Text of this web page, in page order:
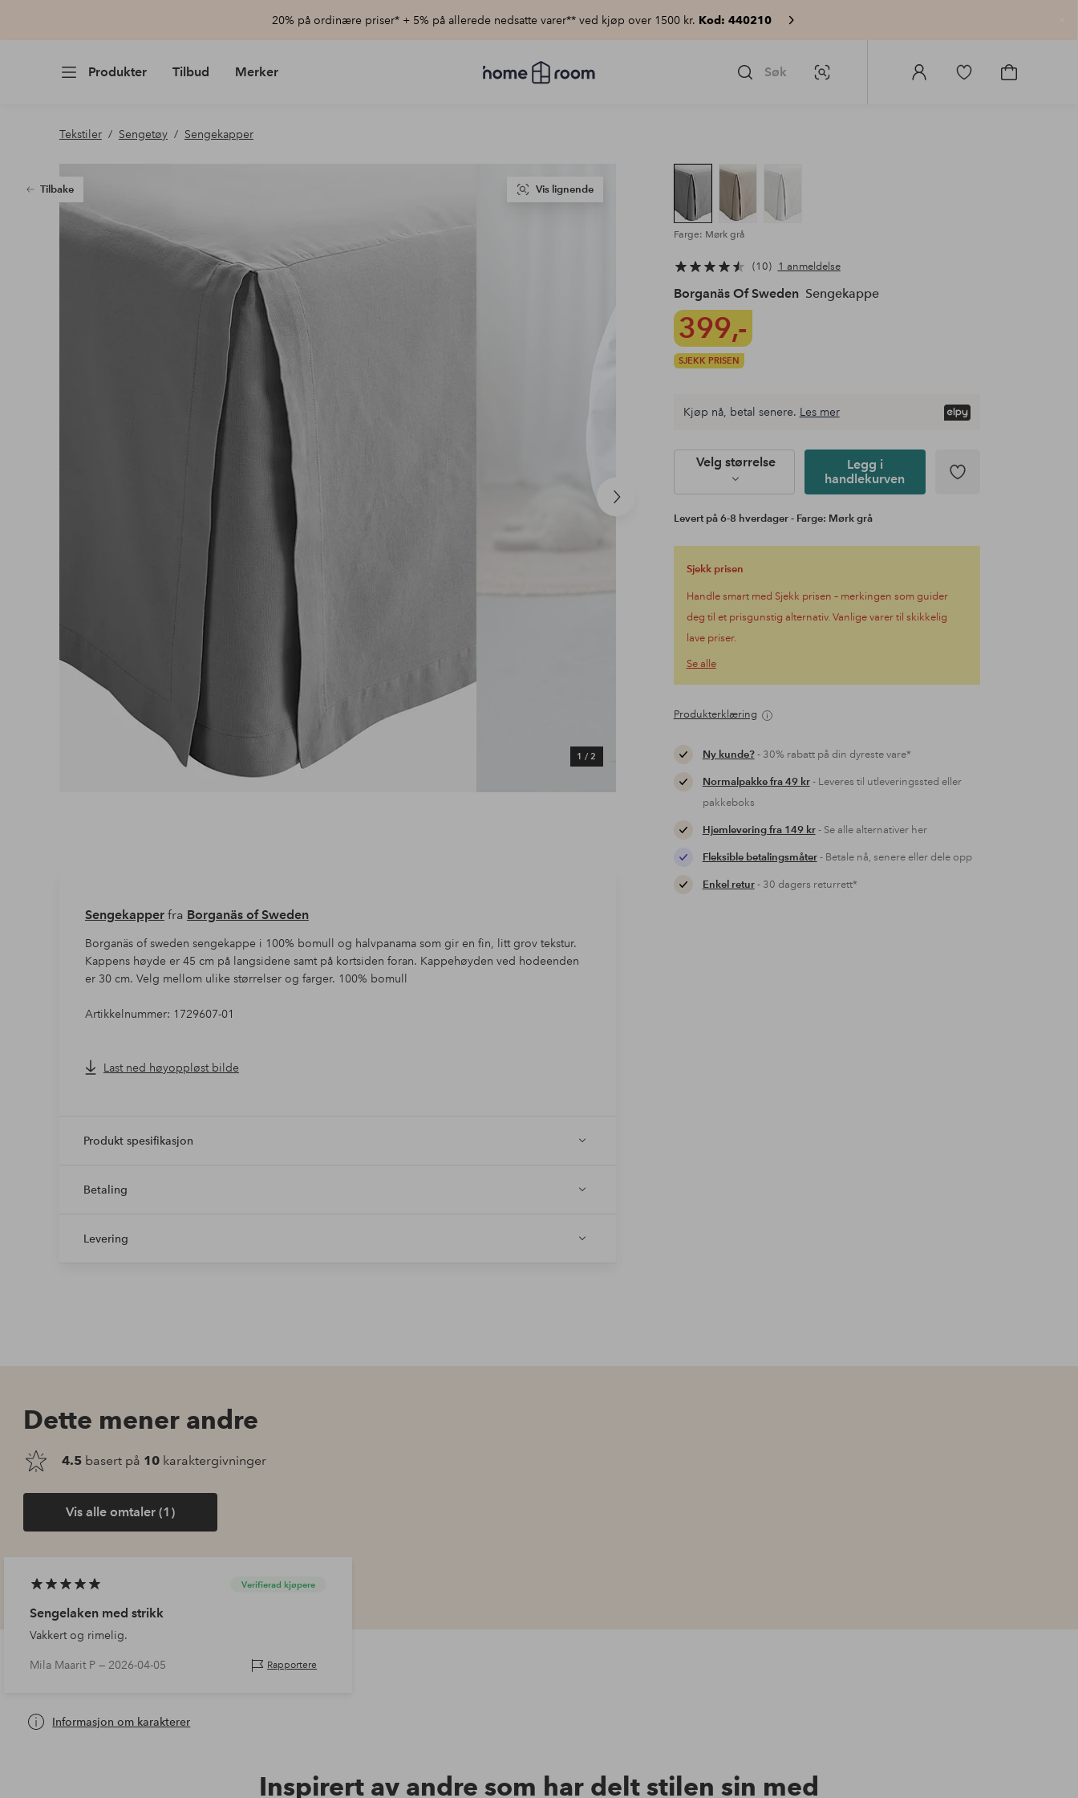
20% på ordinære priser* + 5% på allerede nedsatte varer** ved kjøp over 1500 kr. Kod: 440210
Produkter Tilbud Merker
Homeroom
–
Søk Bildesøk
Logg
Gå
Gå
Tekstiler Sengetøy Sengekapper
Tilbake
Neste
produkt
1 / 2
Vis lignende
Farge: Mørk grå
10 1 anmeldelse
Borganäs Of Sweden Sengekappe
399,-
SJEKK PRISEN
Kjøp nå, betal senere. Les mer
Velg størrelse
Legg i
handlekurven
Levert på 6-8 hverdager - Farge: Mørk grå
Sjekk prisen
Handle smart med Sjekk prisen – merkingen som guider
deg til et prisgunstig alternativ. Vanlige varer til skikkelig
lave priser.
Se alle
Produkterklæring
Ny kunde?- 30% rabatt på din dyreste vare*
Normalpakke fra 49 kr- Leveres til utleveringssted eller
pakkeboks
Hjemlevering fra 149 kr- Se alle alternativer her
Fleksible betalingsmåter- Betale nå, senere eller dele opp
Enkel retur- 30 dagers returrett*
Sengekapperfra Borganäs of Sweden
Borganäs of sweden sengekappe i 100% bomull og halvpanama som gir en fin, litt grov tekstur.
Kappens høyde er 45 cm på langsidene samt på kortsiden foran. Kappehøyden ved hodeenden
er 30 cm. Velg mellom ulike størrelser og farger. 100% bomull
Artikkelnummer: 1729607-01
Last ned høyoppløst bilde
Produkt spesifikasjon
Betaling
Levering
Dette mener andre
4.5 basert på 10 karaktergivninger
Vis alle omtaler (1)
Verifierad kjøpere
Sengelaken med strikk
Vakkert og rimelig.
Mila Maarit P —2026-04-05 Rapportere
Informasjon om karakterer
Inspirert av andre som har delt stilen sin med